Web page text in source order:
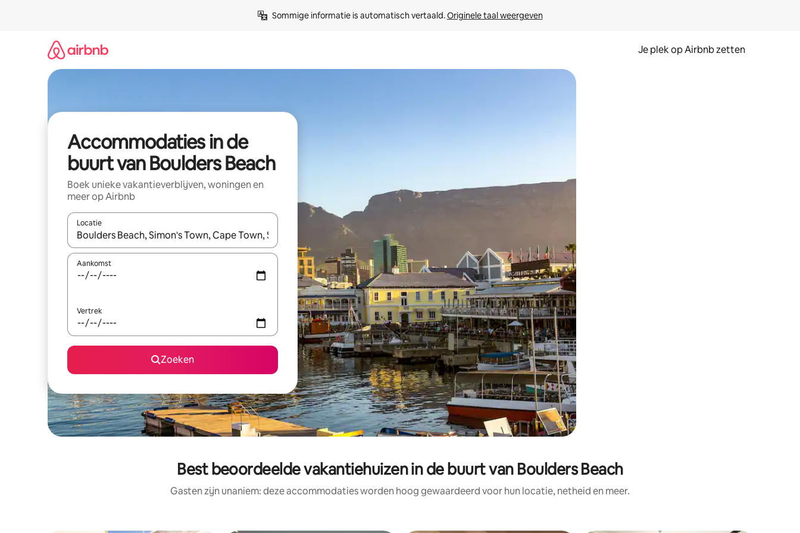
Sommige informatie is automatisch vertaald. Originele taal weergeven
Je plek op Airbnb zetten
Accommodaties in de
buurt van Boulders Beach
Boek unieke vakantieverblijven, woningen en
meer op Airbnb
Locatie
Wanneer er resultaten beschikbaar zijn, maak je een keuze met je de pijltjestoetsen omhoog en omlaag, óf door te tikken of swipen.
Aankomst
Vertrek
Zoeken
Best beoordeelde vakantiehuizen in de buurt van Boulders Beach
Gasten zijn unaniem: deze accommodaties worden hoog gewaardeerd voor hun locatie, netheid en meer.